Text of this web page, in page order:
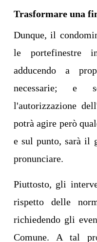
Trasformare una
Dunque, il
le portefinestre
adducendo a
necessarie; e
l'autorizzazione
potrà agire però
e sul punto, sarà il
pronunciare.
Piuttosto, gli
rispetto delle
richiedendo gli
Comune. A tal